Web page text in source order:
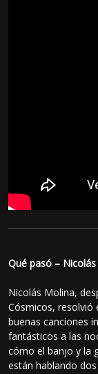
Qué pasó –
Nicolás Molina,
Cósmicos, resolvió
buenas canciones
fantásticos a las
cómo el banjo y la
están hablando